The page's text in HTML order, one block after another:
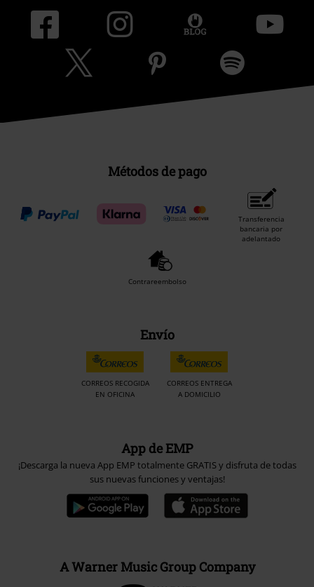
Métodos de pago
Transferencia
bancaria por
adelantado
Contrareembolso
Envío
CORREOS RECOGIDA
EN OFICINA
CORREOS ENTREGA
A DOMICILIO
App de EMP
¡Descarga la nueva App EMP totalmente GRATIS y disfruta de todas
sus nuevas funciones y ventajas!
A Warner Music Group Company